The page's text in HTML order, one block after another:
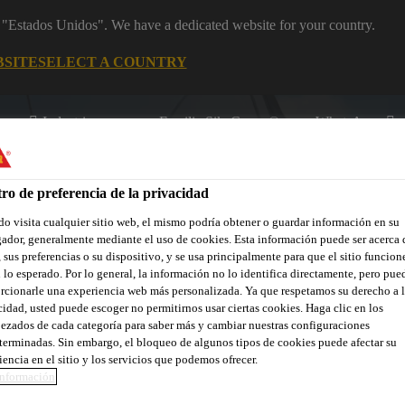
Unidos". We have a dedicated website for your country.
SELECT A COUNTRY
Industria Familia SikaCeram® WhatsApp
Marina
de preferencia de la privacidad
visita cualquier sitio web, el mismo podría obtener o guardar información en su
generalmente mediante el uso de cookies. Esta información puede ser acerca
sus preferencias o su dispositivo, y se usa principalmente para que el sitio
lo esperado. Por lo general, la información no lo identifica directamente, pero
una experiencia web más personalizada. Ya que respetamos su derecho a
usted puede escoger no permitirnos usar ciertas cookies. Haga clic en los
de cada categoría para saber más y cambiar nuestras configuraciones
Sin embargo, el bloqueo de algunos tipos de cookies puede afectar su
en el sitio y los servicios que podemos ofrecer.